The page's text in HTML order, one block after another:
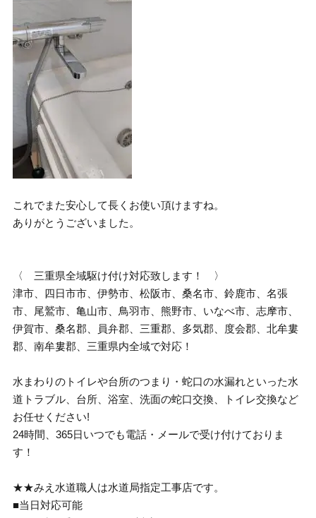
これでまた安心して長くお使い頂けますね。
ありがとうございました。
〈 三重県全域駆け付け対応致します！ 〉
津市、四日市市、伊勢市、松阪市、桑名市、鈴鹿市、名張
市、尾鷲市、亀山市、鳥羽市、熊野市、いなべ市、志摩市、
伊賀市、桑名郡、員弁郡、三重郡、多気郡、度会郡、北牟婁
郡、南牟婁郡、三重県内全域で対応！
水まわりのトイレや台所のつまり・蛇口の水漏れといった水
道トラブル、台所、浴室、洗面の蛇口交換、トイレ交換など
お任せください!
24時間、365日いつでも電話・メールで受け付けておりま
す！
★★みえ水道職人は水道局指定工事店です。
■当日対応可能